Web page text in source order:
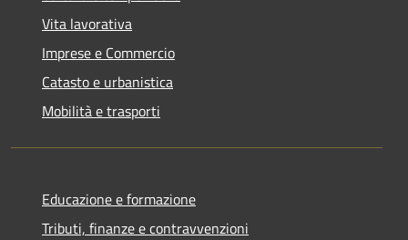
Vita lavorativa
Imprese e Commercio
Catasto e urbanistica
Mobilità e trasporti
Educazione e formazione
Tributi, finanze e contravvenzioni